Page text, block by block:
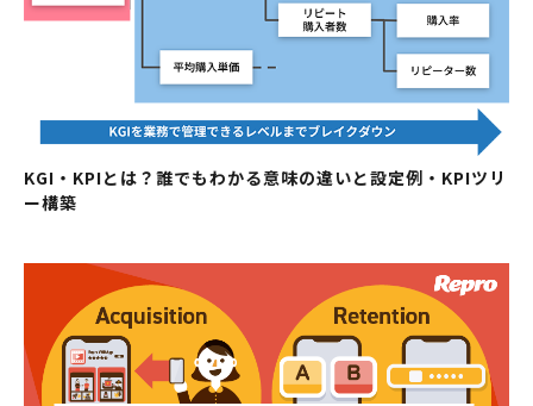
KGI・KPIとは？誰でもわかる意味の違いと設定例・KPIツリ
ー構築